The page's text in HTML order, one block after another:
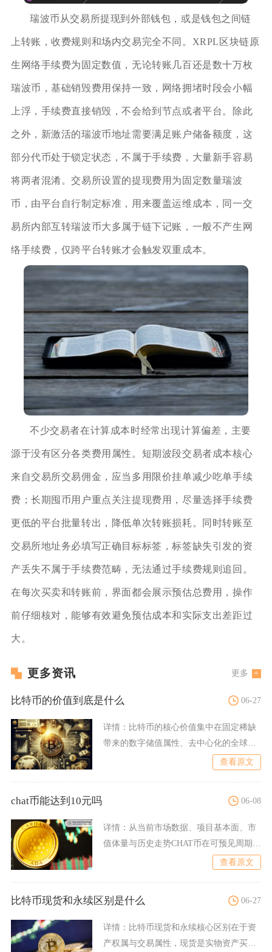
瑞波币从交易所提现到外部钱包，或是钱包之间链
上转账，收费规则和场内交易完全不同。XRPL区块链原
生网络手续费为固定数值，无论转账几百还是数十万枚
瑞波币，基础销毁费用保持一致，网络拥堵时段会小幅
上浮，手续费直接销毁，不会给到节点或者平台。除此
之外，新激活的瑞波币地址需要满足账户储备额度，这
部分代币处于锁定状态，不属于手续费，大量新手容易
将两者混淆。交易所设置的提现费用为固定数量瑞波
币，由平台自行制定标准，用来覆盖运维成本，同一交
易所内部互转瑞波币大多属于链下记账，一般不产生网
络手续费，仅跨平台转账才会触发双重成本。
不少交易者在计算成本时经常出现计算偏差，主要
源于没有区分各类费用属性。短期波段交易者成本核心
来自交易所交易佣金，应当多用限价挂单减少吃单手续
费；长期囤币用户重点关注提现费用，尽量选择手续费
更低的平台批量转出，降低单次转账损耗。同时转账至
交易所地址务必填写正确目标标签，标签缺失引发的资
产丢失不属于手续费范畴，无法通过手续费规则追回。
在每次买卖和转账前，界面都会展示预估总费用，操作
前仔细核对，能够有效避免预估成本和实际支出差距过
大。
更多资讯 更多
比特币的价值到底是什么 06-27
详情： 比特币的核心价值集中在固定稀缺
带来的数字储值属性、去中心化的全球支
查看原文
chat币能达到10元吗 06-08
详情： 从当前市场数据、项目基本面、市
值体量与历史走势CHAT币在可预见周期内
查看原文
比特币现货和永续区别是什么 06-27
详情： 比特币现货和永续核心区别在于资
产权属与交易属性，现货是实物资产买